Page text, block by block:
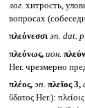
лог. хитрость,
вопросах
πλεόνεσσι эп. dat.
πλεόνως, ион.
Her. чрезмерно
πλέος, эп. πλεῖος 3,
ὕδατος Her.):